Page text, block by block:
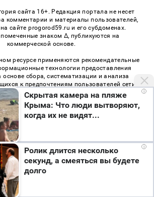
сайта 16+. Редакция портала не несет
комментарии и материалы пользователей,
сайте progorod59.ru и его субдоменах.
знаком Δ, публикуются на
коммерческой основе.
ресурсе применяются рекомендательные
технологии предоставления
сбора, систематизации и анализа
к предпочтениям пользователей сети
на территории Российской
применения рекомендательных
рекламно-обменной сети«СМИ2» (PDF),
«Sparrow» (PDF)
Город Пермь» | Все права защищены
категория сайта 16+
конфиденциальности
i
Скрытая камера на пляже
Крыма: Что люди вытворяют,
когда их не видят...
i
Ролик длится несколько
секунд, а смеяться вы будете
долго